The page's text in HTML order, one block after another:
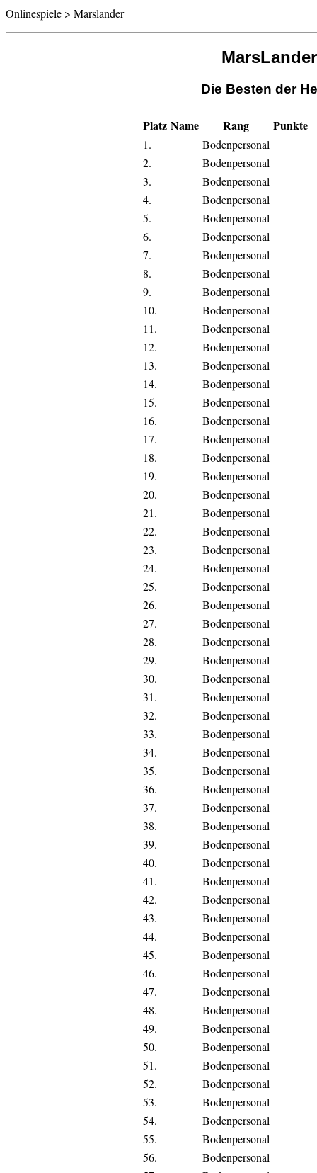
Onlinespiele > Marslander
Die Besten der
Platz Name Rang Punkte
1.
Bodenpersonal
2.
Bodenpersonal
3.
Bodenpersonal
4.
Bodenpersonal
5.
Bodenpersonal
6.
Bodenpersonal
7.
Bodenpersonal
8.
Bodenpersonal
9.
Bodenpersonal
10.
Bodenpersonal
11.
Bodenpersonal
12.
Bodenpersonal
13.
Bodenpersonal
14.
Bodenpersonal
15.
Bodenpersonal
16.
Bodenpersonal
17.
Bodenpersonal
18.
Bodenpersonal
19.
Bodenpersonal
20.
Bodenpersonal
21.
Bodenpersonal
22.
Bodenpersonal
23.
Bodenpersonal
24.
Bodenpersonal
25.
Bodenpersonal
26.
Bodenpersonal
27.
Bodenpersonal
28.
Bodenpersonal
29.
Bodenpersonal
30.
Bodenpersonal
31.
Bodenpersonal
32.
Bodenpersonal
33.
Bodenpersonal
34.
Bodenpersonal
35.
Bodenpersonal
36.
Bodenpersonal
37.
Bodenpersonal
38.
Bodenpersonal
39.
Bodenpersonal
40.
Bodenpersonal
41.
Bodenpersonal
42.
Bodenpersonal
43.
Bodenpersonal
44.
Bodenpersonal
45.
Bodenpersonal
46.
Bodenpersonal
47.
Bodenpersonal
48.
Bodenpersonal
49.
Bodenpersonal
50.
Bodenpersonal
51.
Bodenpersonal
52.
Bodenpersonal
53.
Bodenpersonal
54.
Bodenpersonal
55.
Bodenpersonal
56.
Bodenpersonal